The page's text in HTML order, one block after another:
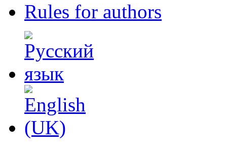
Rules for authors